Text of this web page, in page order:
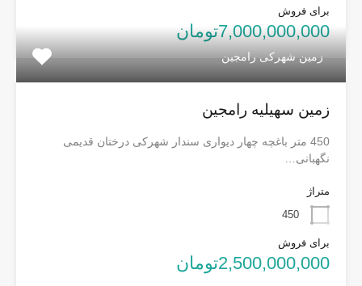
برای فروش
7,000,000,000تومان
زمین شهرکی رامجین
زمین سهیلیه رامجین
450 متر باغچه چهار دیواری سندار شهرکی درختان قدیمی
نگهبانی…
متراژ
450
برای فروش
2,500,000,000تومان